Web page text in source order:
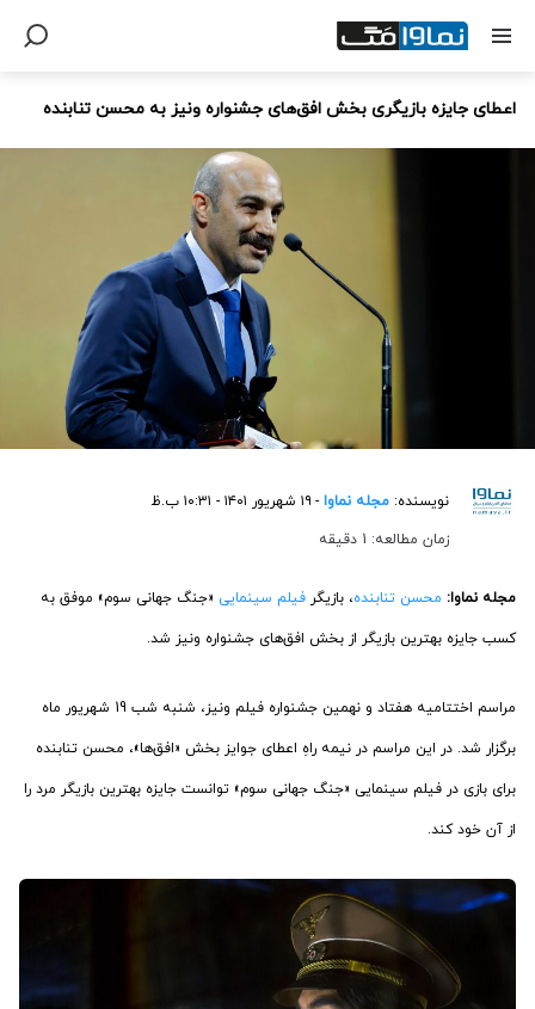
اعطای جایزه‌ بازیگری بخش افق‌های جشنواره ونیز به محسن تنابنده
نویسنده: مجله نماوا - ۱۹ شهریور ۱۴۰۱ - ۱۰:۳۱ ب.ظ
زمان مطالعه: 1 دقیقه
مجله نماوا: محسن تنابنده، بازیگر فیلم سینمایی «جنگ جهانی سوم» موفق به
کسب جایزه بهترین بازیگر از بخش افق‌های جشنواره ونیز شد.
مراسم اختتامیه هفتاد و نهمین جشنواره فیلم ونیز، شنبه شب 19 شهریور ماه
برگزار شد. در این مراسم در نیمه راهِ اعطای جوایز بخش «افق‌ها»، محسن تنابنده
برای بازی در فیلم سینمایی «جنگ جهانی سوم»‌ توانست جایزه بهترین بازیگر مرد را
از آن خود کند.